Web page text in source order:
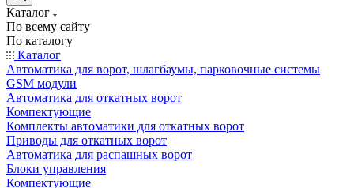
Каталог
По всему сайту
По каталогу
Каталог
Автоматика для ворот, шлагбаумы, парковочные системы
GSM модули
Автоматика для откатных ворот
Компектующие
Комплекты автоматики для откатных ворот
Приводы для откатных ворот
Автоматика для распашных ворот
Блоки управления
Компектующие